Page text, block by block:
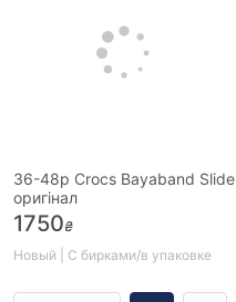
36-48р Crocs Bayaband Slide
оригінал
1750₴
Новый | С бирками/в упаковке